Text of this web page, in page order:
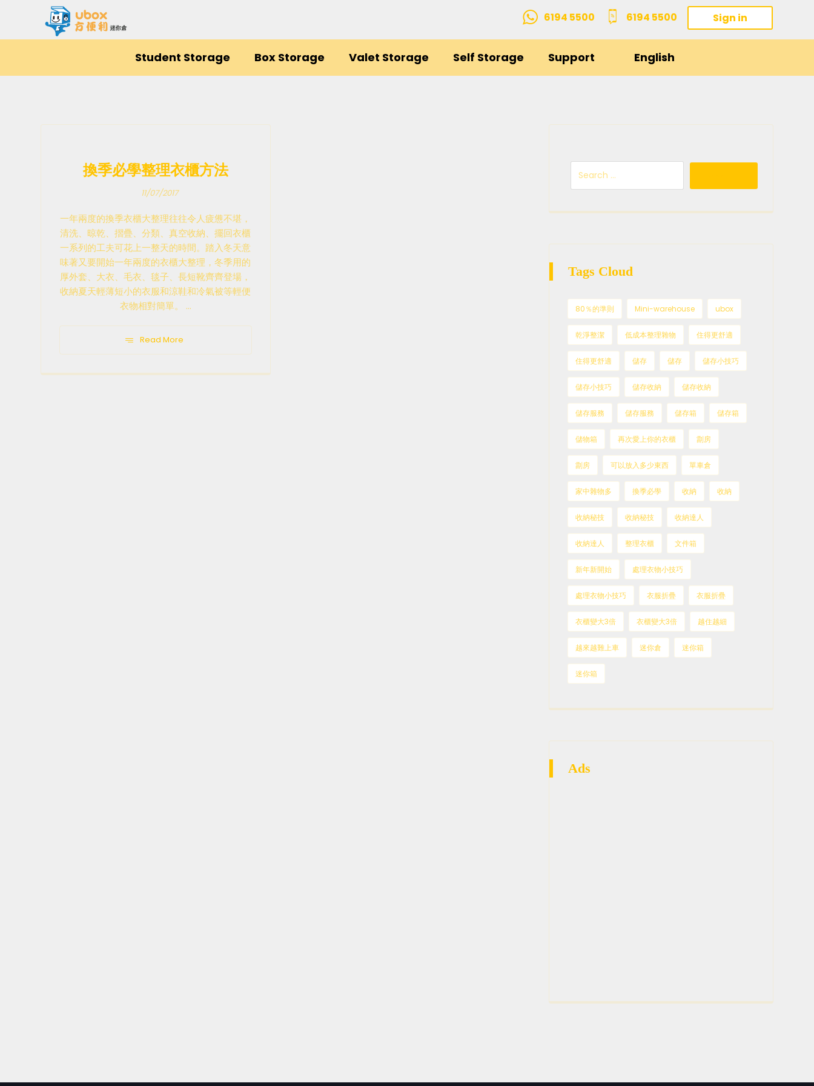
Sign in
6194 5500
6194 5500
Student Storage Box Storage Valet Storage Self Storage Support English
換季必學整理衣櫃方法
11/07/2017
一年兩度的換季衣櫃大整理往往令人疲憊不堪，
清洗、晾乾、摺疊、分類、真空收納、擺回衣櫃
一系列的工夫可花上一整天的時間。踏入冬天意
味著又要開始一年兩度的衣櫃大整理，冬季用的
厚外套、大衣、毛衣、毯子、長短靴齊齊登場，
收納夏天輕薄短小的衣服和涼鞋和冷氣被等輕便
衣物相對簡單。 ...
Read More
Tags Cloud
80％的準則 Mini-warehouse ubox
乾淨整潔 低成本整理雜物 住得更舒適
住得更舒適 儲存 儲存 儲存小技巧
儲存小技巧 儲存收納 儲存收納
儲存服務 儲存服務 儲存箱 儲存箱
儲物箱 再次愛上你的衣櫃 劏房
劏房 可以放入多少東西 單車倉
家中雜物多 換季必學 收納 收納
收納秘技 收納秘技 收納達人
收納達人 整理衣櫃 文件箱
新年新開始 處理衣物小技巧
處理衣物小技巧 衣服折疊 衣服折疊
衣櫃變大3倍 衣櫃變大3倍 越住越細
越來越難上車 迷你倉 迷你箱
迷你箱
Ads